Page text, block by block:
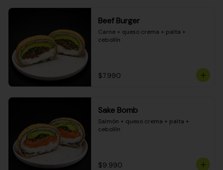
Beef Burger
Carne + queso crema + palta +
cebollín
$7.990
Sake Bomb
Salmón + queso crema + palta +
cebollín
$9.990